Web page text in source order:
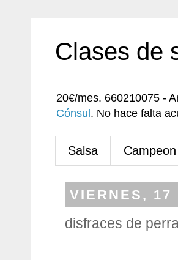
Clases de
20€/mes. 660210075 -
Cónsul . No hace falta
Salsa
VIERNES, 17
disfraces de